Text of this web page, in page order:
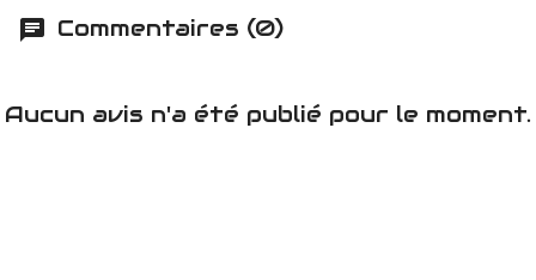
Commentaires (0)
Aucun avis n'a été publié pour le moment.